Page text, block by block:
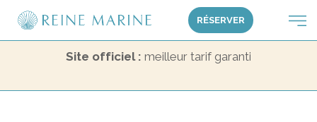
RÉSERVER
Site officiel : meilleur tarif garanti